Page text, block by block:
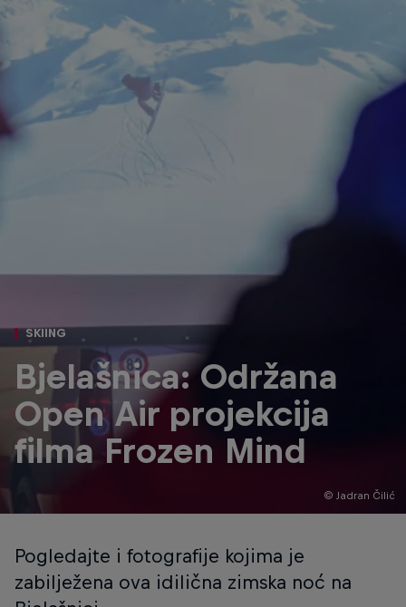
© Jadran Čilić
SKIING
Bjelašnica: Održana
Open Air projekcija
filma Frozen Mind
Pogledajte i fotografije kojima je
zabilježena ova idilična zimska noć na